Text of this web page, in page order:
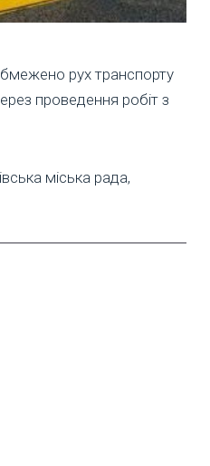
рух транспорту
проведення робіт з
міська рада,